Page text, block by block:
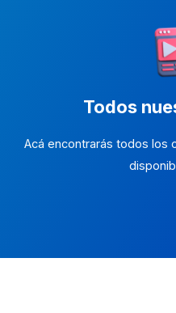
Todos
Acá encontrarás todos los